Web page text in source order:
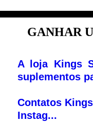
GANHAR
A loja Kings
suplementos
Contatos
Instag...